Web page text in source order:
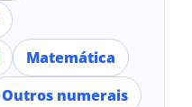
Matemática
Outros numerais